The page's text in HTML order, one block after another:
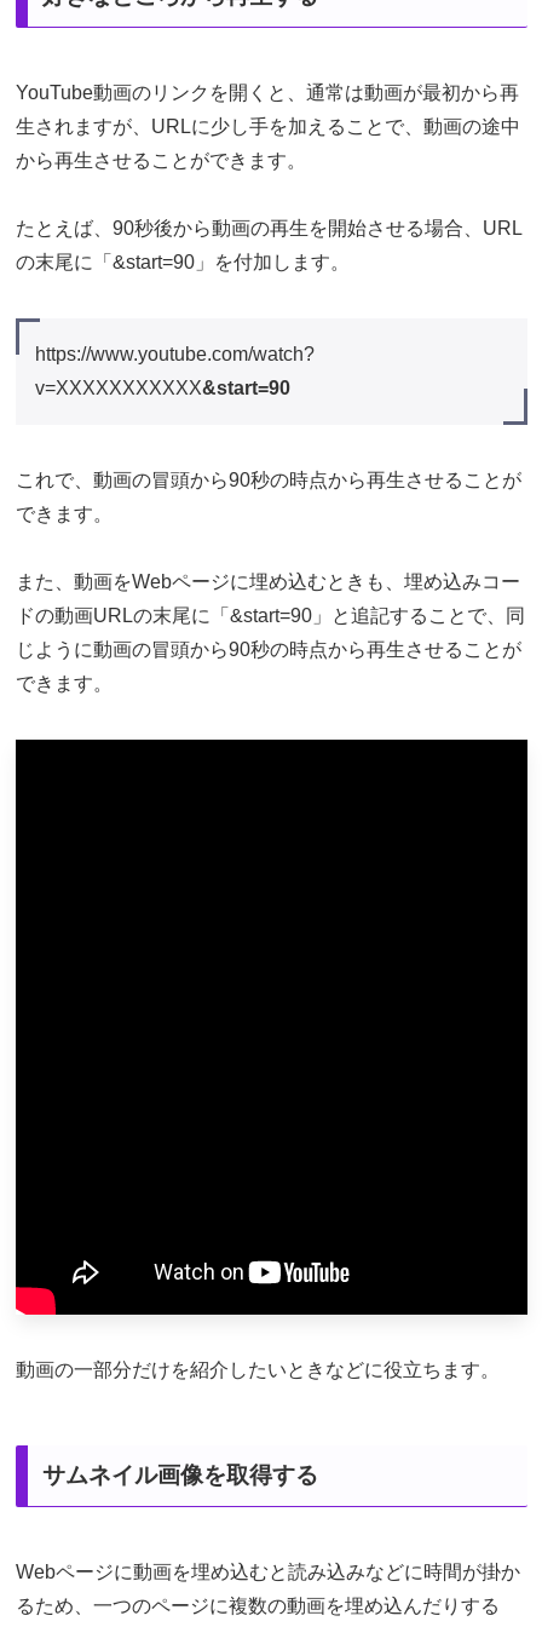
YouTube動画のリンクを開くと、通常は動画が最初から再
生されますが、URLに少し手を加えることで、動画の途中
から再生させることができます。
たとえば、90秒後から動画の再生を開始させる場合、URL
の末尾に「&start=90」を付加します。
https://www.youtube.com/watch?
v=XXXXXXXXXXX&start=90
これで、動画の冒頭から90秒の時点から再生させることが
できます。
また、動画をWebページに埋め込むときも、埋め込みコー
ドの動画URLの末尾に「&start=90」と追記することで、同
じように動画の冒頭から90秒の時点から再生させることが
できます。
動画の一部分だけを紹介したいときなどに役立ちます。
サムネイル画像を取得する
Webページに動画を埋め込むと読み込みなどに時間が掛か
るため、一つのページに複数の動画を埋め込んだりする